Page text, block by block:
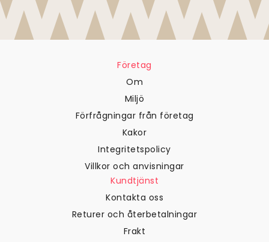
Företag
Om
Miljö
Förfrågningar från företag
Kakor
Integritetspolicy
Villkor och anvisningar
Kundtjänst
Kontakta oss
Returer och återbetalningar
Frakt